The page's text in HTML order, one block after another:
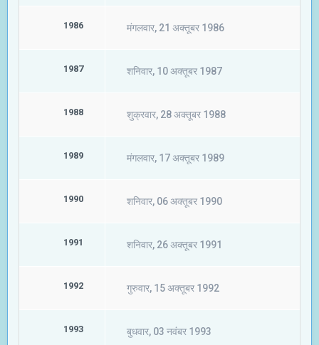
1986 मंगलवार, 21 अक्तूबर 1986
1987 शनिवार, 10 अक्तूबर 1987
1988 शुक्रवार, 28 अक्तूबर 1988
1989 मंगलवार, 17 अक्तूबर 1989
1990 शनिवार, 06 अक्तूबर 1990
1991 शनिवार, 26 अक्तूबर 1991
1992 गुरुवार, 15 अक्तूबर 1992
1993 बुधवार, 03 नवंबर 1993